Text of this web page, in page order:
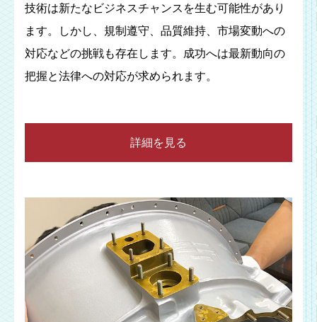
技術は新たなビジネスチャンスを生む可能性があり
ます。しかし、規制遵守、品質維持、市場変動への
対応などの挑戦も存在します。成功へは最新動向の
把握と法律への対応が求められます。
詳細を見る